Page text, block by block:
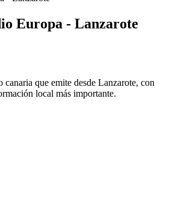
Europa - Lanzarote
que emite desde Lanzarote, con
local más importante.